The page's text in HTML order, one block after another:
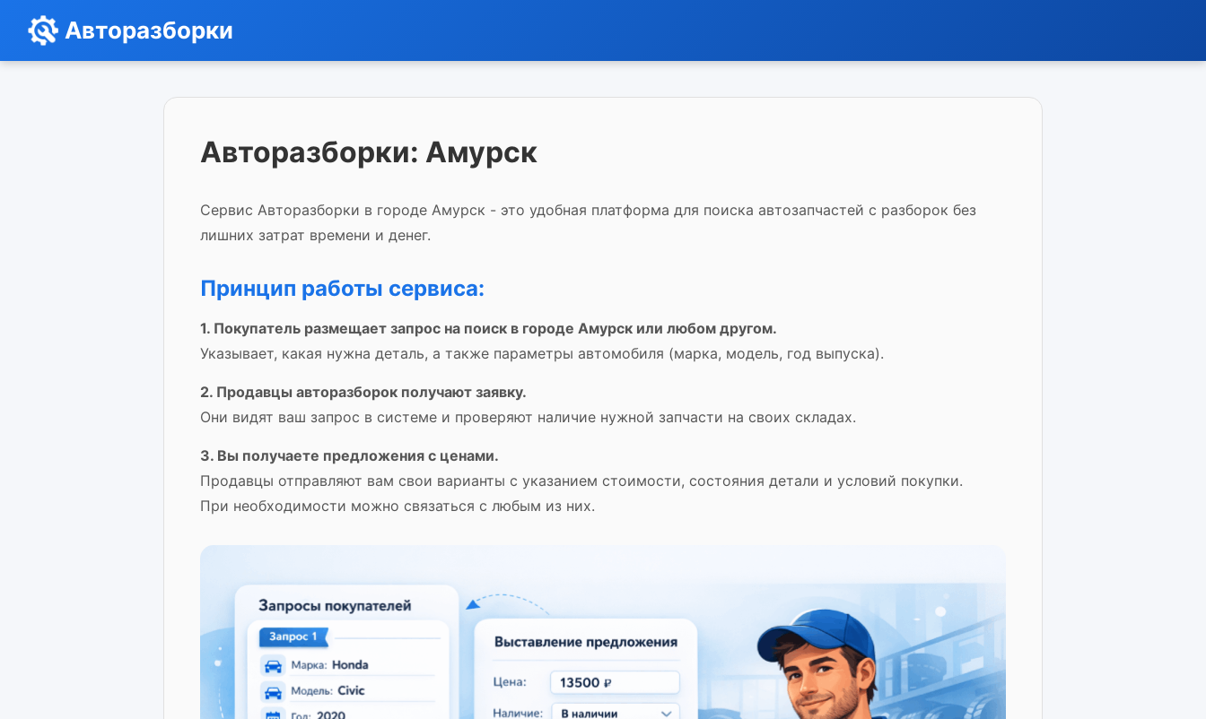
Авторазборки
Авторазборки: Амурск
Сервис Авторазборки в городе Амурск - это удобная платформа для поиска автозапчастей с разборок без
лишних затрат времени и денег.
Принцип работы сервиса:
1. Покупатель размещает запрос на поиск в городе Амурск или любом другом.
Указывает, какая нужна деталь, а также параметры автомобиля (марка, модель, год выпуска).
2. Продавцы авторазборок получают заявку.
Они видят ваш запрос в системе и проверяют наличие нужной запчасти на своих складах.
3. Вы получаете предложения с ценами.
Продавцы отправляют вам свои варианты с указанием стоимости, состояния детали и условий покупки.
При необходимости можно связаться с любым из них.